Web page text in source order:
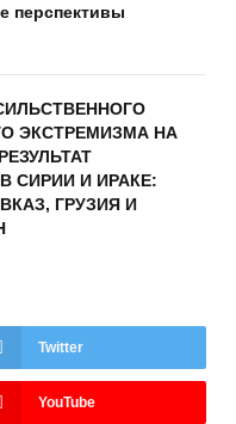
перспективы
ЭКСТРЕМИЗМА НА
СИРИИ И ИРАКЕ:
ГРУЗИЯ И
Twitter
YouTube